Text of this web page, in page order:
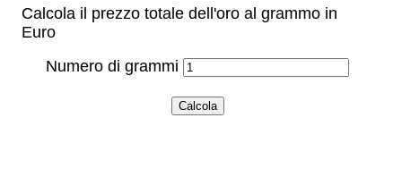
Calcola il prezzo totale dell'oro al grammo in
Euro
Numero di grammi